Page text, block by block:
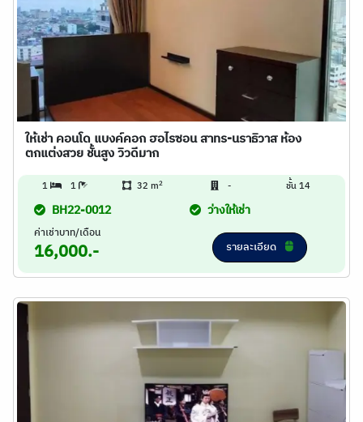
ให้เช่า คอนโด แบงค์คอก ฮอไรซอน สาทร-นราธิวาส ห้อง
ตกแต่งสวย ชั้นสูง วิวดีมาก
1 1 32 m2 - ชั้น 14
BH22-0012 ว่างให้เช่า
ค่าเช่าบาท/เดือน
16,000.- รายละเอียด